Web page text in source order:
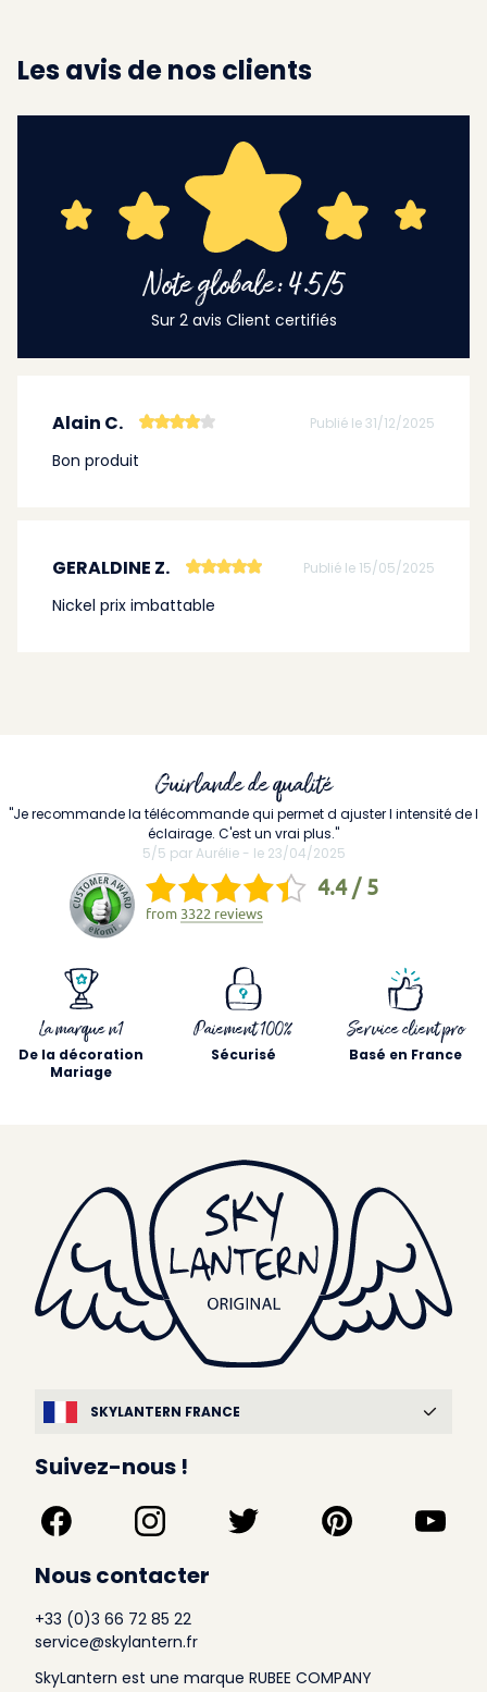
Les avis de nos clients
Alain C. Publié le 31/12/2025
Bon produit
GERALDINE Z. Publié le 15/05/2025
Nickel prix imbattable
Note globale: 4.5/5
Sur 2 avis Client certifiés
La marque n1
De la décoration
Mariage
Paiement 100%
Sécurisé
Service client pro
Basé en France
Guirlande de qualité
"Je recommande la télécommande qui permet d ajuster l intensité de l
éclairage. C'est un vrai plus."
5/5 par Aurélie - le 23/04/2025
4.4 / 5
from 3322 reviews
SKYLANTERN FRANCE
Suivez-nous !
Nous contacter
+33 (0)3 66 72 85 22
service@skylantern.fr
SkyLantern est une marque RUBEE COMPANY